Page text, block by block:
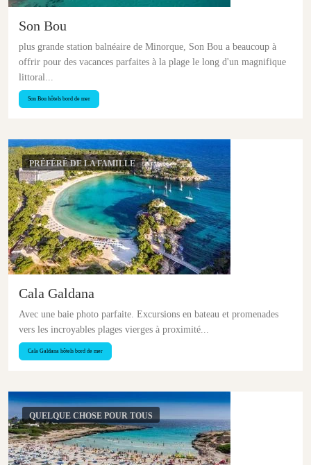
Son Bou
plus grande station balnéaire de Minorque, Son Bou a beaucoup à
offrir pour des vacances parfaites à la plage le long d'un magnifique
littoral...
Son Bou hôtels bord de mer
PRÉFÉRÉ DE LA FAMILLE
Cala Galdana
Avec une baie photo parfaite. Excursions en bateau et promenades
vers les incroyables plages vierges à proximité...
Cala Galdana hôtels bord de mer
QUELQUE CHOSE POUR TOUS